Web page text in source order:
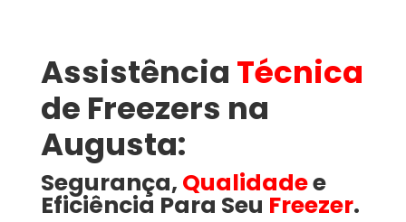
Assistência Técnica
de Freezers na
Augusta:
Segurança, Qualidadee
Eficiência Para Seu Freezer.